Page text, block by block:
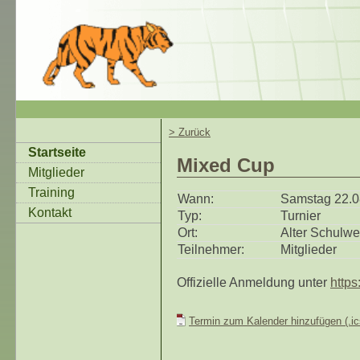
Startseite
Mitglieder
Training
Kontakt
> Zurück
Mixed Cup
Wann:
Samstag
Typ:
Turnier
Ort:
Alter
Teilnehmer:
Mitglieder
Offizielle Anmeldung unter
Termin zum Kalender hinzufügen